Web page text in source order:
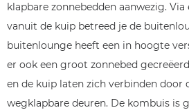
klapbare zonnebedden aanwezig.
vanuit de kuip betreed je de
buitenlounge heeft een in hoogte
er ook een groot zonnebed
en de kuip laten zich verbinden door
wegklapbare deuren. De kombuis is